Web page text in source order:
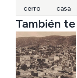
cerro
casa
También